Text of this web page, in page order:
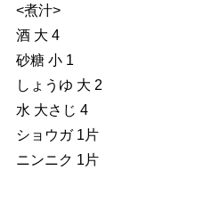
<煮汁>
酒 大 4
砂糖 小 1
しょうゆ 大 2
水 大さじ 4
ショウガ 1片
ニンニク 1片